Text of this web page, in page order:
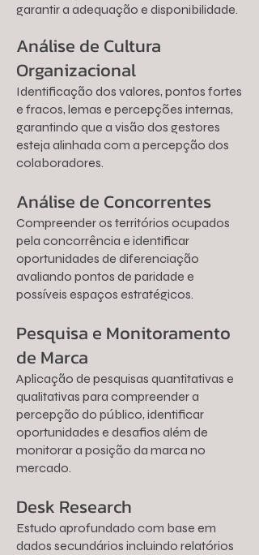
garantir a adequação e disponibilidade.
Análise de Cultura
Organizacional
Identificação dos valores, pontos fortes
e fracos, lemas e percepções internas,
garantindo que a visão dos gestores
esteja alinhada com a percepção dos
colaboradores.
Análise de Concorrentes
Compreender os territórios ocupados
pela concorrência e identificar
oportunidades de diferenciação
avaliando pontos de paridade e
possíveis espaços estratégicos.
Pesquisa e Monitoramento
de Marca
Aplicação de pesquisas quantitativas e
qualitativas para compreender a
percepção do público, identificar
oportunidades e desafios além de
monitorar a posição da marca no
mercado.
Desk Research
Estudo aprofundado com base em
dados secundários incluindo relatórios